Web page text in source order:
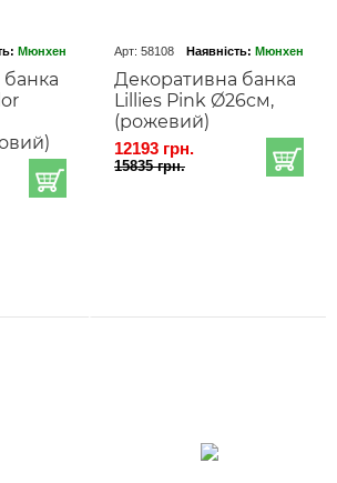
Мюнхен Арт: 58108 Наявність: Мюнхен
Декоративна банка
Lillies Pink Ø26cм,
(рожевий)
12193 грн.
15835 грн.